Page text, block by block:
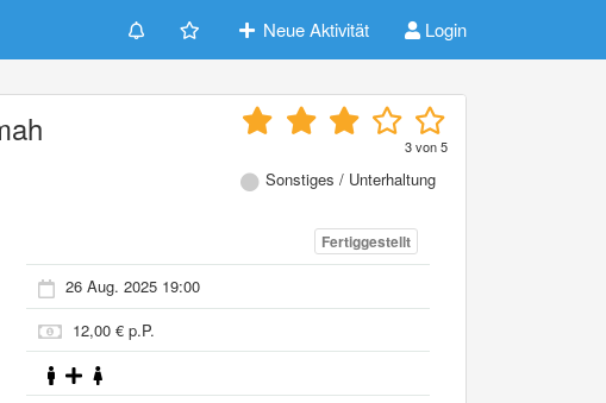
Neue Aktivität Login
3von5
Sonstiges / Unterhaltung
Fertiggestellt
26 Aug. 2025 19:00
12,00 € p.P.